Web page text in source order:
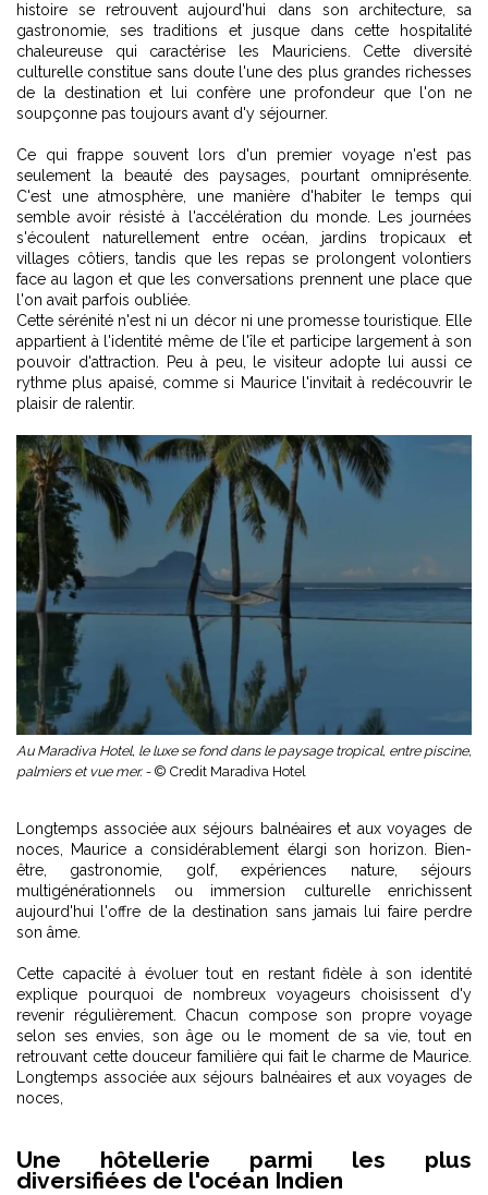
histoire se retrouvent aujourd'hui dans son architecture, sa
gastronomie, ses traditions et jusque dans cette hospitalité
chaleureuse qui caractérise les Mauriciens. Cette diversité
culturelle constitue sans doute l'une des plus grandes richesses
de la destination et lui confère une profondeur que l'on ne
soupçonne pas toujours avant d'y séjourner.
Ce qui frappe souvent lors d'un premier voyage n'est pas
seulement la beauté des paysages, pourtant omniprésente.
C'est une atmosphère, une manière d'habiter le temps qui
semble avoir résisté à l'accélération du monde. Les journées
s'écoulent naturellement entre océan, jardins tropicaux et
villages côtiers, tandis que les repas se prolongent volontiers
face au lagon et que les conversations prennent une place que
l'on avait parfois oubliée.
Cette sérénité n'est ni un décor ni une promesse touristique. Elle
appartient à l'identité même de l'île et participe largement à son
pouvoir d'attraction. Peu à peu, le visiteur adopte lui aussi ce
rythme plus apaisé, comme si Maurice l'invitait à redécouvrir le
plaisir de ralentir.
Au Maradiva Hotel, le luxe se fond dans le paysage tropical, entre piscine,
palmiers et vue mer. - © Credit Maradiva Hotel
Longtemps associée aux séjours balnéaires et aux voyages de
noces, Maurice a considérablement élargi son horizon. Bien-
être, gastronomie, golf, expériences nature, séjours
multigénérationnels ou immersion culturelle enrichissent
aujourd'hui l'offre de la destination sans jamais lui faire perdre
son âme.
Cette capacité à évoluer tout en restant fidèle à son identité
explique pourquoi de nombreux voyageurs choisissent d'y
revenir régulièrement. Chacun compose son propre voyage
selon ses envies, son âge ou le moment de sa vie, tout en
retrouvant cette douceur familière qui fait le charme de Maurice.
Longtemps associée aux séjours balnéaires et aux voyages de
noces,
Une hôtellerie parmi les plus
diversifiées de l'océan Indien